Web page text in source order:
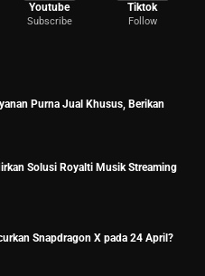
Youtube
Subscribe
Tiktok
Follow
Purna Jual Khusus, Berikan
Solusi Royalti Musik Streaming
Snapdragon X pada 24 April?